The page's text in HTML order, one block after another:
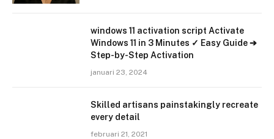
windows 11 activation script Activate
Windows 11 in 3 Minutes ✓ Easy Guide ➔
Step-by-Step Activation
januari 23, 2024
Skilled artisans painstakingly recreate
every detail
februari 21, 2021